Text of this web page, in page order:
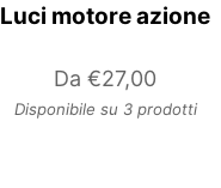
Luci motore azione
Da €27,00
Disponibile su 3 prodotti